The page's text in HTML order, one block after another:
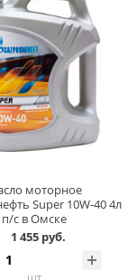
моторное
Super 10W-40 4л
п/с в Омске
1 455 руб.